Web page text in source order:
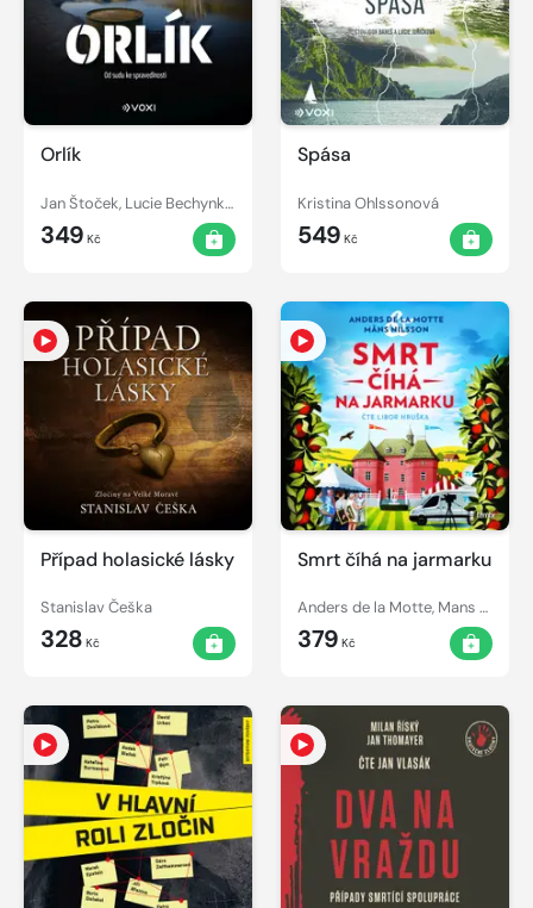
Orlík
Jan Štoček, Lucie Bechynková
349 Kč
Spása
Kristina Ohlssonová
549 Kč
Případ holasické lásky
Stanislav Češka
328 Kč
Smrt číhá na jarmarku
Anders de la Motte, Mans Nilsson
379 Kč